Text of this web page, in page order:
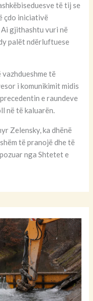
të tij se
çdo iniciativë
gjithashtu vuri në
palët ndërluftuese
të
i komunikimit midis
e raundeve
në të kaluarën.
Zelensky, ka dhënë
të pranojë dhe të
nga Shtetet e